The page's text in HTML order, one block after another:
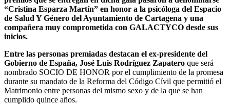
“Cristina Esparza Martín” en honor a la psicóloga del Espacio
de Salud Y Género del Ayuntamiento de Cartagena y una
compañera muy comprometida con GALACTYCO desde sus
inicios.
Entre las personas premiadas destacan el ex-presidente del
Gobierno de España, José Luis Rodríguez Zapatero que será
nombrado SOCIO DE HONOR por el cumplimiento de la promesa
durante su mandato de la Reforma del Código Cívil que permitió el
Matrimonio entre personas del mismo sexo y de la que se han
cumplido quince años.